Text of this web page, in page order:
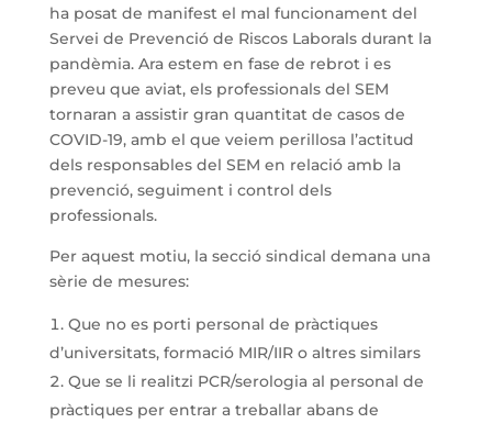
ha posat de manifest el mal funcionament del
Servei de Prevenció de Riscos Laborals durant la
pandèmia. Ara estem en fase de rebrot i es
preveu que aviat, els professionals del SEM
tornaran a assistir gran quantitat de casos de
COVID-19, amb el que veiem perillosa l’actitud
dels responsables del SEM en relació amb la
prevenció, seguiment i control dels
professionals.
Per aquest motiu, la secció sindical demana una
sèrie de mesures:
Que no es porti personal de pràctiques
d’universitats, formació MIR/IIR o altres similars
Que se li realitzi PCR/serologia al personal de
pràctiques per entrar a treballar abans de